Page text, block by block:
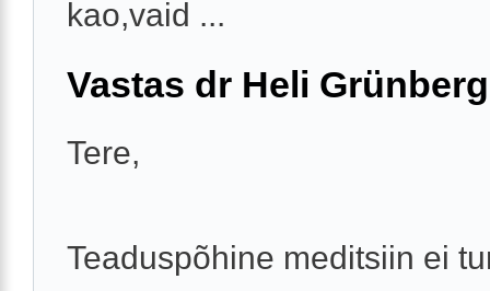
kao,vaid ...
Vastas dr Heli Grünberg
Tere,
Teaduspõhine meditsiin ei